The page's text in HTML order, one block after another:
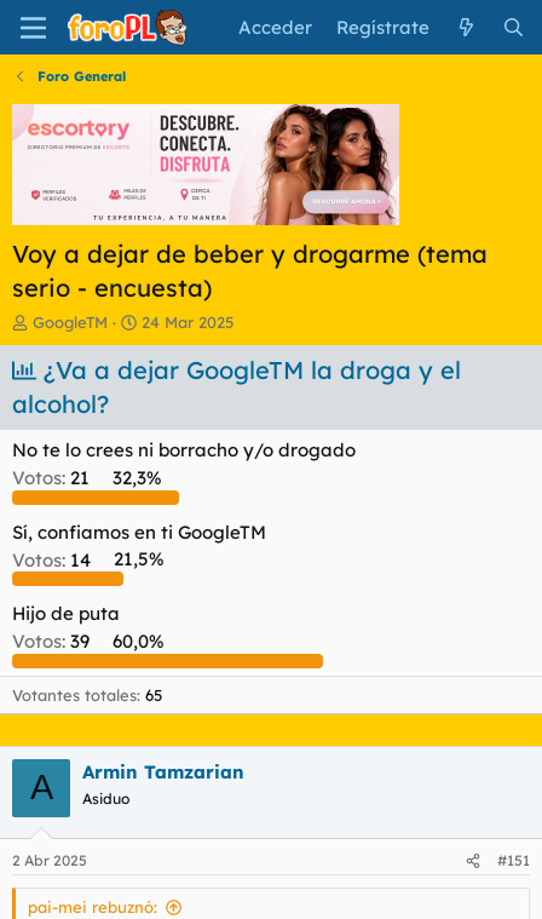
Acceder Regístrate
Foro General
Voy a dejar de beber y drogarme (tema
serio - encuesta)
I
n
i
c
i
a
d
o
r
e
l
t
e
m
a
GoogleTM
F
e
c
h
d
e
i
n
c
i
24 Mar 2025
¿Va a dejar GoogleTM la droga y el
alcohol?
No te lo crees ni borracho y/o drogado
Votos: 21 32,3%
Sí, confiamos en ti GoogleTM
Votos: 14 21,5%
Hijo de puta
Votos: 39 60,0%
Votantes totales 65
A Armin Tamzarian
Asiduo
2 Abr 2025 #151
pai-mei rebuznó: